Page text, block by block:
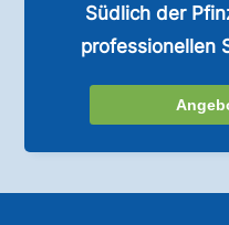
Südlich der
professionellen